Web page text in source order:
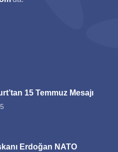
15 Temmuz Mesajı
Erdoğan NATO